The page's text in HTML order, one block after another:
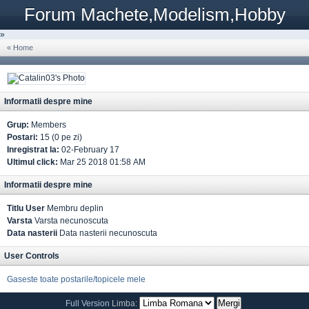
Forum Machete,Modelism,Hobby
»
« Home
Informatii despre mine
Grup: Members
Postari: 15 (0 pe zi)
Inregistrat la: 02-February 17
Ultimul click: Mar 25 2018 01:58 AM
Informatii despre mine
Titlu User Membru deplin
Varsta Varsta necunoscuta
Data nasterii Data nasterii necunoscuta
User Controls
Gaseste toate postarile/topicele mele
Full Version Limba: